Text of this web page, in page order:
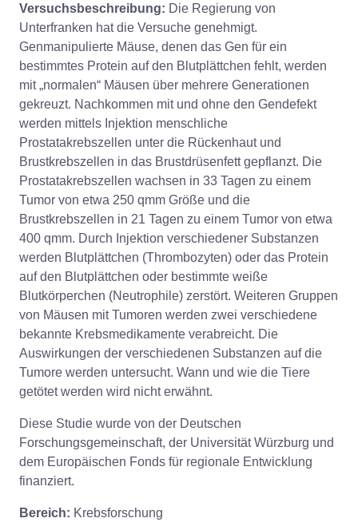
Versuchsbeschreibung: Die Regierung von
Unterfranken hat die Versuche genehmigt.
Genmanipulierte Mäuse, denen das Gen für ein
bestimmtes Protein auf den Blutplättchen fehlt, werden
mit „normalen“ Mäusen über mehrere Generationen
gekreuzt. Nachkommen mit und ohne den Gendefekt
werden mittels Injektion menschliche
Prostatakrebszellen unter die Rückenhaut und
Brustkrebszellen in das Brustdrüsenfett gepflanzt. Die
Prostatakrebszellen wachsen in 33 Tagen zu einem
Tumor von etwa 250 qmm Größe und die
Brustkrebszellen in 21 Tagen zu einem Tumor von etwa
400 qmm. Durch Injektion verschiedener Substanzen
werden Blutplättchen (Thrombozyten) oder das Protein
auf den Blutplättchen oder bestimmte weiße
Blutkörperchen (Neutrophile) zerstört. Weiteren Gruppen
von Mäusen mit Tumoren werden zwei verschiedene
bekannte Krebsmedikamente verabreicht. Die
Auswirkungen der verschiedenen Substanzen auf die
Tumore werden untersucht. Wann und wie die Tiere
getötet werden wird nicht erwähnt.
Diese Studie wurde von der Deutschen
Forschungsgemeinschaft, der Universität Würzburg und
dem Europäischen Fonds für regionale Entwicklung
finanziert.
Bereich: Krebsforschung